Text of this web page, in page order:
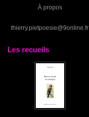
À propos
thierry.pietpoesie@9online.fr
Les recueils